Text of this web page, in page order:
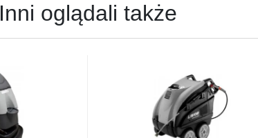
Inni oglądali także